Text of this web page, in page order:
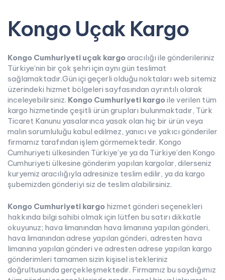
Kongo Uçak Kargo
Kongo Cumhuriyeti uçak kargoaracılığı ile gönderileriniz
Türkiye’nin bir çok şehri için aynı gün teslimat
sağlamaktadır.Gün içi geçerli olduğu noktaları web sitemiz
üzerindeki hizmet bölgeleri sayfasından ayrıntılı olarak
inceleyebilirsiniz. Kongo Cumhuriyeti kargoile verilen tüm
kargo hizmetinde çeşitli ürün grupları bulunmaktadır, Türk
Ticaret Kanunu yasalarınca yasak olan hiç bir ürün veya
malın sorumluluğu kabul edilmez, yanıcı ve yakıcı gönderiler
firmamız tarafından işlem görmemektedir. Kongo
Cumhuriyeti ülkesinden Türkiye’ye ya da Türkiye’den Kongo
Cumhuriyeti ülkesine gönderim yapılan kargolar, dilerseniz
kuryemiz aracılığıyla adresinize teslim edilir, ya da kargo
şubemizden gönderiyi siz de teslim alabilirsiniz.
Kongo Cumhuriyeti kargo hizmet gönderi seçenekleri
hakkında bilgi sahibi olmak için lütfen bu satırı dikkatle
okuyunuz; hava limanından hava limanına yapılan gönderi,
hava limanından adrese yapılan gönderi, adresten hava
limanına yapılan gönderi ve adresten adrese yapılan kargo
gönderimleri tamamen sizin kişisel istekleriniz
doğrultusunda gerçekleşmektedir. Firmamız bu saydığımız